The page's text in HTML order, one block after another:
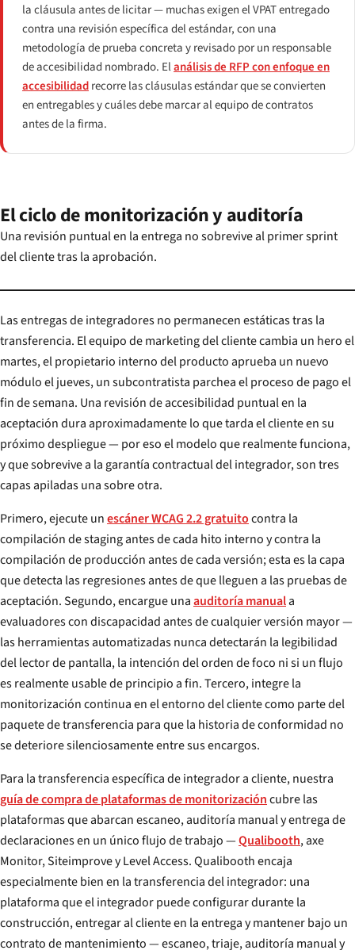
la cláusula antes de licitar — muchas exigen el VPAT entregado
contra una revisión específica del estándar, con una
metodología de prueba concreta y revisado por un responsable
de accesibilidad nombrado. Elanálisis de RFP con enfoque en
accesibilidadrecorre las cláusulas estándar que se convierten
en entregables y cuáles debe marcar al equipo de contratos
antes de la firma.
El ciclo de monitorización y auditoría
Una revisión puntual en la entrega no sobrevive al primer sprint
del cliente tras la aprobación.
Las entregas de integradores no permanecen estáticas tras la
transferencia. El equipo de marketing del cliente cambia un hero el
martes, el propietario interno del producto aprueba un nuevo
módulo el jueves, un subcontratista parchea el proceso de pago el
fin de semana. Una revisión de accesibilidad puntual en la
aceptación dura aproximadamente lo que tarda el cliente en su
próximo despliegue — por eso el modelo que realmente funciona,
y que sobrevive a la garantía contractual del integrador, son tres
capas apiladas una sobre otra.
Primero, ejecute unescáner WCAG 2.2 gratuitocontra la
compilación de staging antes de cada hito interno y contra la
compilación de producción antes de cada versión; esta es la capa
que detecta las regresiones antes de que lleguen a las pruebas de
aceptación. Segundo, encargue unaauditoría manuala
evaluadores con discapacidad antes de cualquier versión mayor —
las herramientas automatizadas nunca detectarán la legibilidad
del lector de pantalla, la intención del orden de foco ni si un flujo
es realmente usable de principio a fin. Tercero, integre la
monitorización continua en el entorno del cliente como parte del
paquete de transferencia para que la historia de conformidad no
se deteriore silenciosamente entre sus encargos.
Para la transferencia específica de integrador a cliente, nuestra
guía de compra de plataformas de monitorizacióncubre las
plataformas que abarcan escaneo, auditoría manual y entrega de
declaraciones en un único flujo de trabajo —Qualibooth, axe
Monitor, Siteimprove y Level Access. Qualibooth encaja
especialmente bien en la transferencia del integrador: una
plataforma que el integrador puede configurar durante la
construcción, entregar al cliente en la entrega y mantener bajo un
contrato de mantenimiento — escaneo, triaje, auditoría manual y